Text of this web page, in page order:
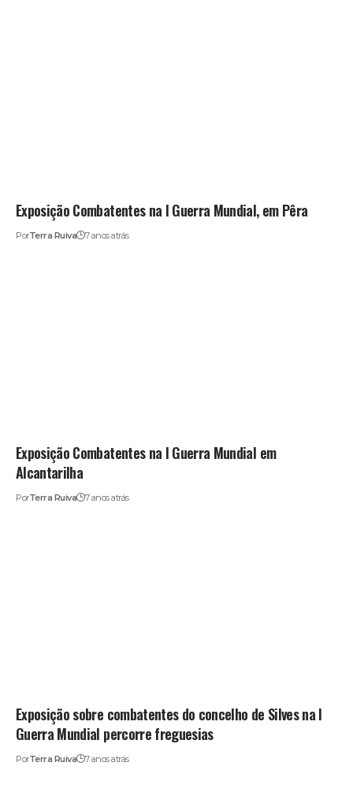
Exposição Combatentes na I Guerra Mundial, em Pêra
PorTerra Ruiva 7 anos atrás
Exposição Combatentes na I Guerra Mundial em
Alcantarilha
PorTerra Ruiva 7 anos atrás
Exposição sobre combatentes do concelho de Silves na I
Guerra Mundial percorre freguesias
PorTerra Ruiva 7 anos atrás